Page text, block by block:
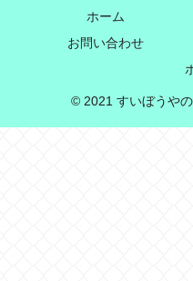
ホーム
お問い合わせ
© 2021 すいぼうや